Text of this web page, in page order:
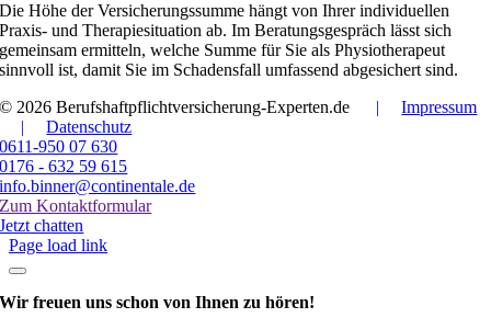
Die Höhe der Versicherungssumme hängt von Ihrer individuellen
Praxis- und Therapiesituation ab. Im Beratungsgespräch lässt sich
gemeinsam ermitteln, welche Summe für Sie als Physiotherapeut
sinnvoll ist, damit Sie im Schadensfall umfassend abgesichert sind.
© 2026 Berufshaftpflichtversicherung-Experten.de
|
Impressum
|
Datenschutz
0611-950 07 630
0176 - 632 59 615
info.binner@continentale.de
Zum Kontaktformular
Jetzt chatten
Page load link
Wir freuen uns schonvon Ihnen zu hören!